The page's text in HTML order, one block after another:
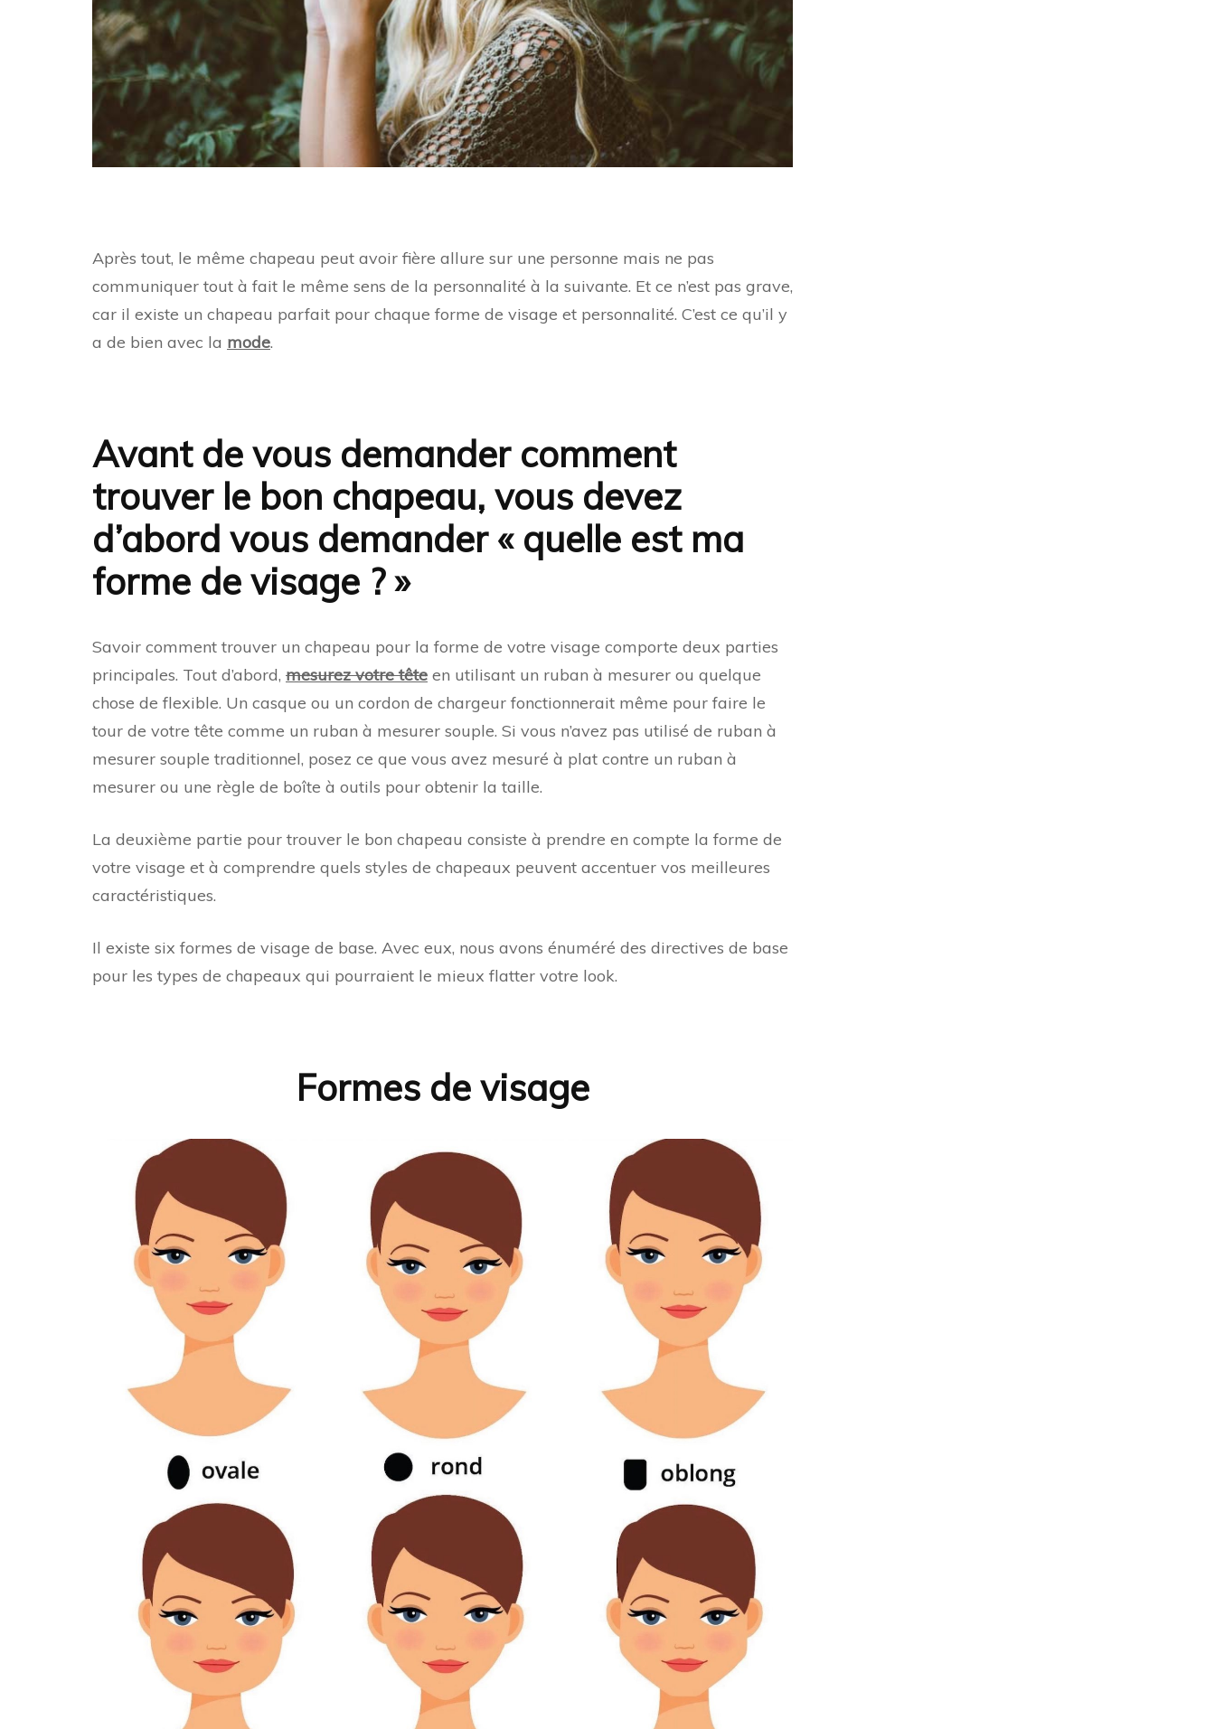
Après tout, le même chapeau peut avoir fière allure sur une personne mais ne pas
communiquer tout à fait le même sens de la personnalité à la suivante. Et ce n’est pas grave,
car il existe un chapeau parfait pour chaque forme de visage et personnalité. C’est ce qu’il y
a de bien avec la mode.
Avant de vous demander comment
trouver le bon chapeau, vous devez
d’abord vous demander « quelle est ma
forme de visage ? »
Savoir comment trouver un chapeau pour la forme de votre visage comporte deux parties
principales. Tout d’abord, mesurez votre tête en utilisant un ruban à mesurer ou quelque
chose de flexible. Un casque ou un cordon de chargeur fonctionnerait même pour faire le
tour de votre tête comme un ruban à mesurer souple. Si vous n’avez pas utilisé de ruban à
mesurer souple traditionnel, posez ce que vous avez mesuré à plat contre un ruban à
mesurer ou une règle de boîte à outils pour obtenir la taille.
La deuxième partie pour trouver le bon chapeau consiste à prendre en compte la forme de
votre visage et à comprendre quels styles de chapeaux peuvent accentuer vos meilleures
caractéristiques.
Il existe six formes de visage de base. Avec eux, nous avons énuméré des directives de base
pour les types de chapeaux qui pourraient le mieux flatter votre look.
Formes de visage